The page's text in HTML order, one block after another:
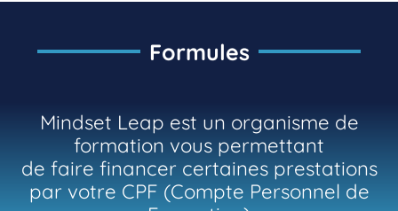
Formules
Mindset Leap est un organisme de
formation vous permettant
de faire financer certaines prestations
par votre CPF (Compte Personnel de